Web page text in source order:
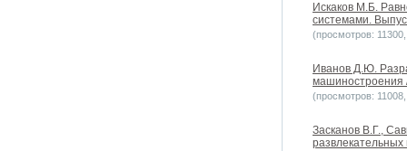
Искаков М.Б.
системами.
(просмотров:
Иванов Д.Ю.
машиностроения
(просмотров:
Засканов В.Г.,